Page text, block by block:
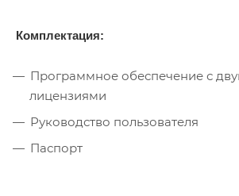
Комплектация:
Программное обеспечение с
лицензиями
Руководство пользователя
Паспорт